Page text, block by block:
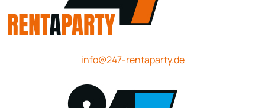
info@247-rentaparty.de